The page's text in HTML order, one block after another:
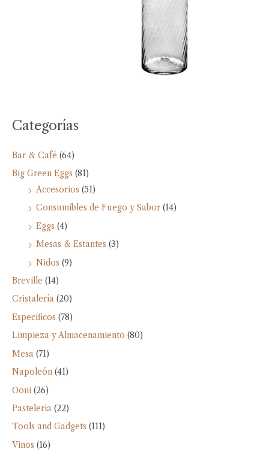
Categorías
Bar & Café (64)
Big Green Eggs (81)
Accesorios (51)
Consumibles de Fuego y Sabor (14)
Eggs (4)
Mesas & Estantes (3)
Nidos (9)
Breville (14)
Cristalería (20)
Específicos (78)
Limpieza y Almacenamiento (80)
Mesa (71)
Napoleón (41)
Ooni (26)
Pastelería (22)
Tools and Gadgets (111)
Vinos (16)